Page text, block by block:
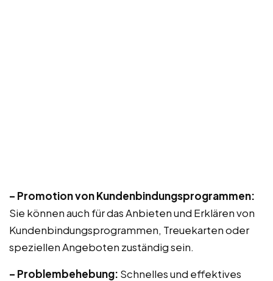
– Promotion von Kundenbindungsprogrammen:
Sie können auch für das Anbieten und Erklären von
Kundenbindungsprogrammen, Treuekarten oder
speziellen Angeboten zuständig sein.
– Problembehebung: Schnelles und effektives